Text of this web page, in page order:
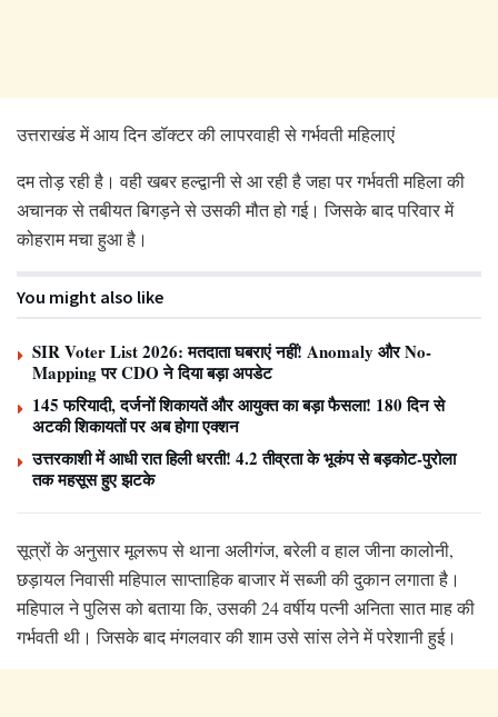
उत्तराखंड में आय दिन डॉक्टर की लापरवाही से गर्भवती महिलाएं
दम तोड़ रही है। वही खबर हल्द्वानी से आ रही है जहा पर गर्भवती महिला की
अचानक से तबीयत बिगड़ने से उसकी मौत हो गई। जिसके बाद परिवार में
कोहराम मचा हुआ है।
You might also like
SIR Voter List 2026: मतदाता घबराएं नहीं! Anomaly और No-
Mapping पर CDO ने दिया बड़ा अपडेट
145 फरियादी, दर्जनों शिकायतें और आयुक्त का बड़ा फैसला! 180 दिन से
अटकी शिकायतों पर अब होगा एक्शन
उत्तरकाशी में आधी रात हिली धरती! 4.2 तीव्रता के भूकंप से बड़कोट-पुरोला
तक महसूस हुए झटके
सूत्रों के अनुसार मूलरूप से थाना अलीगंज, बरेली व हाल जीना कालोनी,
छड़ायल निवासी महिपाल साप्ताहिक बाजार में सब्जी की दुकान लगाता है।
महिपाल ने पुलिस को बताया कि, उसकी 24 वर्षीय पत्नी अनिता सात माह की
गर्भवती थी। जिसके बाद मंगलवार की शाम उसे सांस लेने में परेशानी हुई।